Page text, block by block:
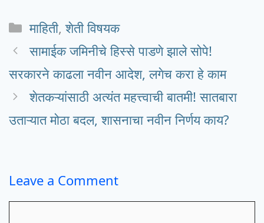
Categories
माहिती,शेती विषयक
सामाईक जमिनीचे हिस्से पाडणे झाले सोपे!
सरकारने काढला नवीन आदेश, लगेच करा हे काम
शेतकऱ्यांसाठी अत्यंत महत्त्वाची बातमी! सातबारा
उताऱ्यात मोठा बदल, शासनाचा नवीन निर्णय काय?
Leave a Comment